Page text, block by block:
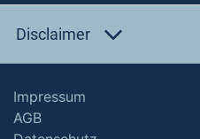
Disclaimer
Impressum
AGB